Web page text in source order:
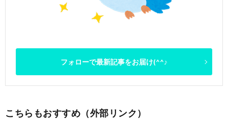
フォローで最新記事をお届け(^^♪
こちらもおすすめ（外部リンク）